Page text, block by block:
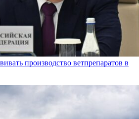
производство ветпрепаратов в